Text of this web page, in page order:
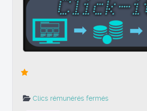
Clics rémunérés fermés